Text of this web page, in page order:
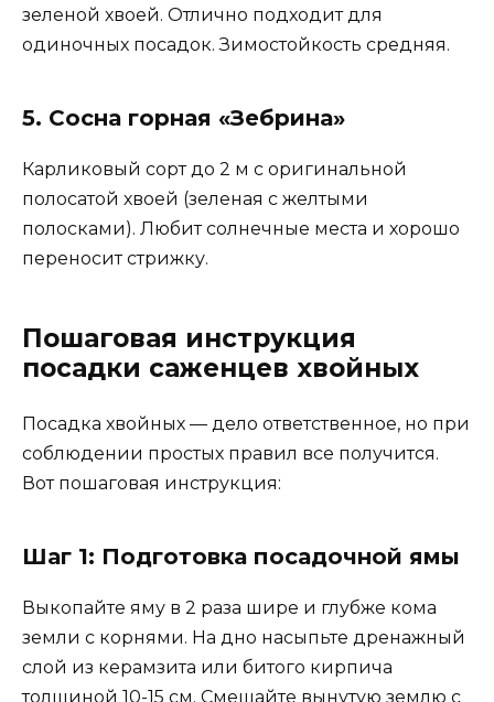
зеленой хвоей. Отлично подходит для
одиночных посадок. Зимостойкость средняя.
5. Сосна горная «Зебрина»
Карликовый сорт до 2 м с оригинальной
полосатой хвоей (зеленая с желтыми
полосками). Любит солнечные места и хорошо
переносит стрижку.
Пошаговая инструкция
посадки саженцев хвойных
Посадка хвойных — дело ответственное, но при
соблюдении простых правил все получится.
Вот пошаговая инструкция:
Шаг 1: Подготовка посадочной ямы
Выкопайте яму в 2 раза шире и глубже кома
земли с корнями. На дно насыпьте дренажный
слой из керамзита или битого кирпича
толщиной 10-15 см. Смешайте вынутую землю с